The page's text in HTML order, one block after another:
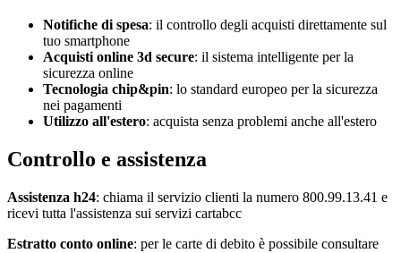
Notifiche di spesa: il controllo degli acquisti direttamente sul
tuo smartphone
Acquisti online 3d secure: il sistema intelligente per la
sicurezza online
Tecnologia chip&pin: lo standard europeo per la sicurezza
nei pagamenti
Utilizzo all'estero: acquista senza problemi anche all'estero
Controllo e assistenza
Assistenza h24: chiama il servizio clienti la numero 800.99.13.41 e
ricevi tutta l'assistenza sui servizi cartabcc
Estratto conto online: per le carte di debito è possibile consultare